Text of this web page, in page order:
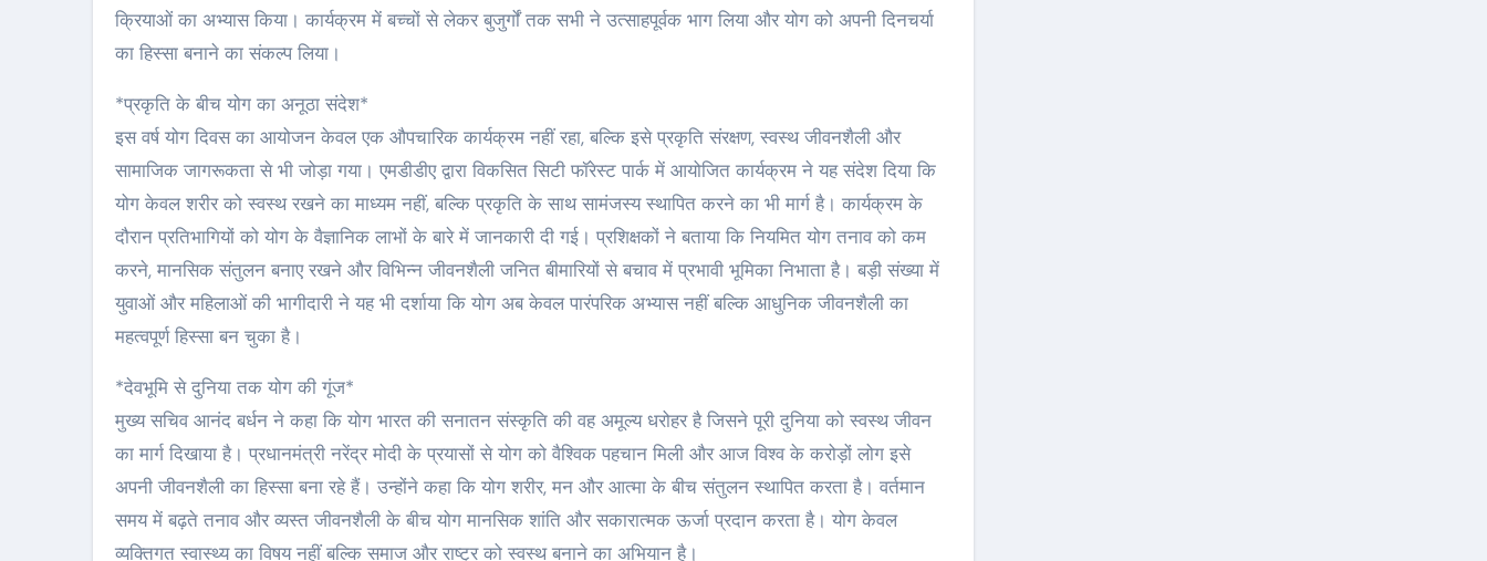
क्रियाओं का अभ्यास किया। कार्यक्रम में बच्चों से लेकर बुजुर्गों तक सभी ने उत्साहपूर्वक भाग लिया और योग को अपनी दिनचर्या
का हिस्सा बनाने का संकल्प लिया।
*प्रकृति के बीच योग का अनूठा संदेश*
इस वर्ष योग दिवस का आयोजन केवल एक औपचारिक कार्यक्रम नहीं रहा, बल्कि इसे प्रकृति संरक्षण, स्वस्थ जीवनशैली और
सामाजिक जागरूकता से भी जोड़ा गया। एमडीडीए द्वारा विकसित सिटी फॉरेस्ट पार्क में आयोजित कार्यक्रम ने यह संदेश दिया कि
योग केवल शरीर को स्वस्थ रखने का माध्यम नहीं, बल्कि प्रकृति के साथ सामंजस्य स्थापित करने का भी मार्ग है। कार्यक्रम के
दौरान प्रतिभागियों को योग के वैज्ञानिक लाभों के बारे में जानकारी दी गई। प्रशिक्षकों ने बताया कि नियमित योग तनाव को कम
करने, मानसिक संतुलन बनाए रखने और विभिन्न जीवनशैली जनित बीमारियों से बचाव में प्रभावी भूमिका निभाता है। बड़ी संख्या में
युवाओं और महिलाओं की भागीदारी ने यह भी दर्शाया कि योग अब केवल पारंपरिक अभ्यास नहीं बल्कि आधुनिक जीवनशैली का
महत्वपूर्ण हिस्सा बन चुका है।
*देवभूमि से दुनिया तक योग की गूंज*
मुख्य सचिव आनंद बर्धन ने कहा कि योग भारत की सनातन संस्कृति की वह अमूल्य धरोहर है जिसने पूरी दुनिया को स्वस्थ जीवन
का मार्ग दिखाया है। प्रधानमंत्री नरेंद्र मोदी के प्रयासों से योग को वैश्विक पहचान मिली और आज विश्व के करोड़ों लोग इसे
अपनी जीवनशैली का हिस्सा बना रहे हैं। उन्होंने कहा कि योग शरीर, मन और आत्मा के बीच संतुलन स्थापित करता है। वर्तमान
समय में बढ़ते तनाव और व्यस्त जीवनशैली के बीच योग मानसिक शांति और सकारात्मक ऊर्जा प्रदान करता है। योग केवल
व्यक्तिगत स्वास्थ्य का विषय नहीं बल्कि समाज और राष्ट्र को स्वस्थ बनाने का अभियान है।